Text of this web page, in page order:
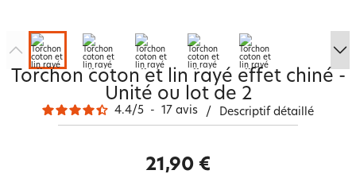
Torchon coton et lin rayé effet chiné -
Unité ou lot de 2
4.4/5 - 17 avis / Descriptif détaillé
21,90 €